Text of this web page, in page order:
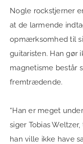
Nogle rockstjerner
at de larmende
opmærksomhed til
guitaristen. Han gør
magnetisme består
fremtrædende.
“Han er meget
siger Tobias
han ville ikke have